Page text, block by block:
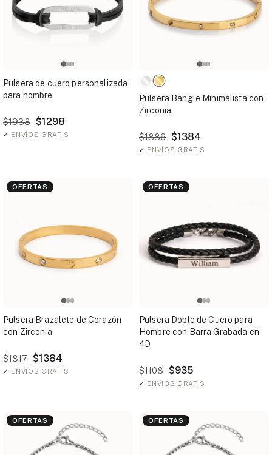
Pulsera de cuero personalizada
para hombre
$1938 $1298
✓ ENVÍOS GRATIS
Pulsera Bangle Minimalista con
Zirconia
$1886 $1384
✓ ENVÍOS GRATIS
OFERTAS
Pulsera Brazalete de Corazón
con Zirconia
$1817 $1384
✓ ENVÍOS GRATIS
OFERTAS
Pulsera Doble de Cuero para
Hombre con Barra Grabada en
4D
$1108 $935
✓ ENVÍOS GRATIS
OFERTAS OFERTAS